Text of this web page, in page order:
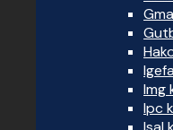
Img
Ipc